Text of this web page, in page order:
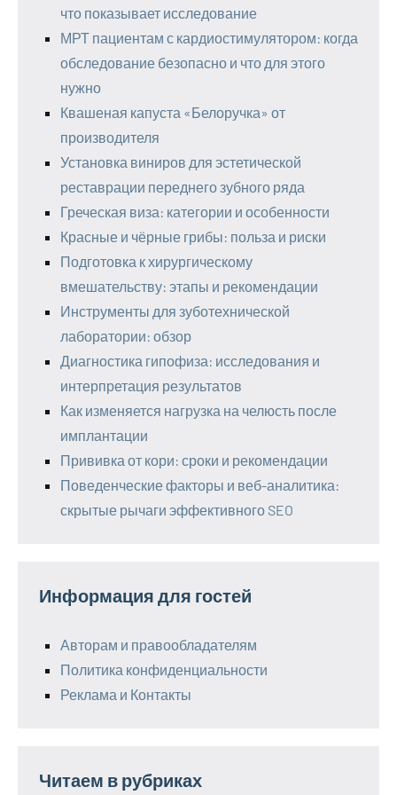
что показывает исследование
МРТ пациентам с кардиостимулятором: когда
обследование безопасно и что для этого
нужно
Квашеная капуста «Белоручка» от
производителя
Установка виниров для эстетической
реставрации переднего зубного ряда
Греческая виза: категории и особенности
Красные и чёрные грибы: польза и риски
Подготовка к хирургическому
вмешательству: этапы и рекомендации
Инструменты для зуботехнической
лаборатории: обзор
Диагностика гипофиза: исследования и
интерпретация результатов
Как изменяется нагрузка на челюсть после
имплантации
Прививка от кори: сроки и рекомендации
Поведенческие факторы и веб-аналитика:
скрытые рычаги эффективного SEO
Информация для гостей
Авторам и правообладателям
Политика конфиденциальности
Реклама и Контакты
Читаем в рубриках